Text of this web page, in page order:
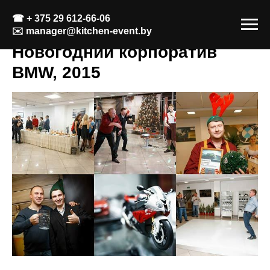
☎ + 375 29 612-66-06
✉️ manager@kitchen-event.by
Новогодний корпоратив
BMW, 2015